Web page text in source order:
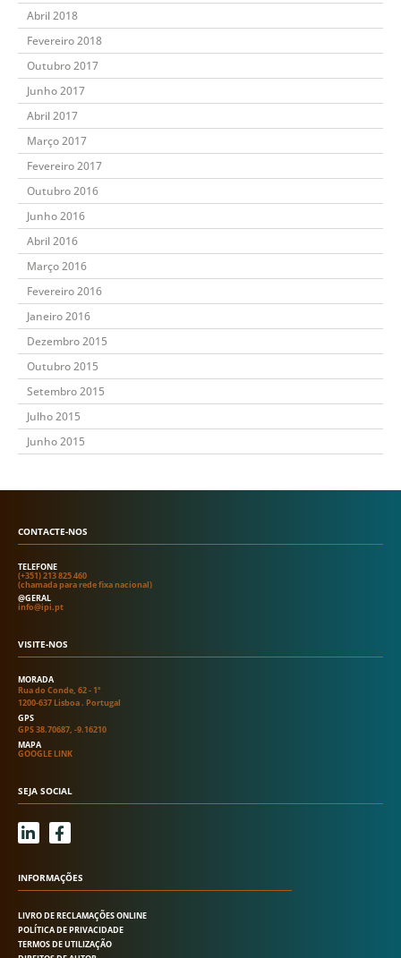
Abril 2018
Fevereiro 2018
Outubro 2017
Junho 2017
Abril 2017
Março 2017
Fevereiro 2017
Outubro 2016
Junho 2016
Abril 2016
Março 2016
Fevereiro 2016
Janeiro 2016
Dezembro 2015
Outubro 2015
Setembro 2015
Julho 2015
Junho 2015
CONTACTE-NOS
TELEFONE
(+351) 213 825 460
(chamada para rede fixa nacional)
@GERAL
info@ipi.pt
VISITE-NOS
MORADA
Rua do Conde, 62 - 1º
1200-637 Lisboa . Portugal
GPS
GPS 38.70687, -9.16210
MAPA
GOOGLE LINK
SEJA SOCIAL
L
i
k
e
i
n
-
F
a
e
b
o
k
-
INFORMAÇÕES
LIVRO DE RECLAMAÇÕES ONLINE
POLÍTICA DE PRIVACIDADE
TERMOS DE UTILIZAÇÃO